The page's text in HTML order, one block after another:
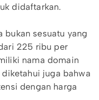
didaftarkan.
bukan sesuatu yang
225 ribu per
nama domain
diketahui juga bahwa
dengan harga